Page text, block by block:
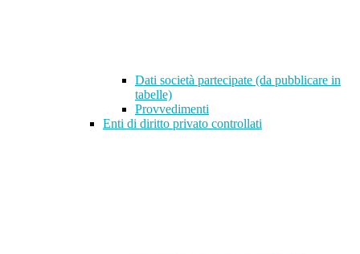
Dati società partecipate (da pubblicare in
tabelle)
Provvedimenti
Enti di diritto privato controllati